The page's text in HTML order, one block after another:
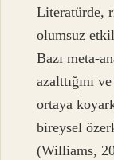
Literatürde,
olumsuz
Bazı meta-
azalttığını
ortaya
bireysel
(Williams,